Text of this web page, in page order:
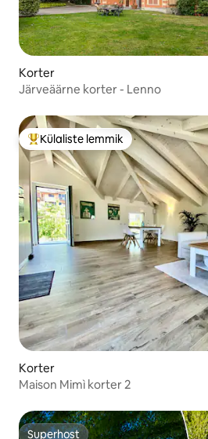
Korter
Järveäärne korter - Lenno
Külaliste suur lemmik
Külaliste lemmik
Korter
Maison Mimì korter 2
Superhost